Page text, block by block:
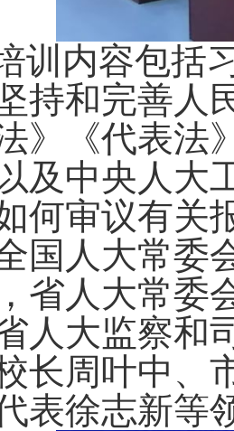
内容包括习
持和完善人
法》《代表
及中央人大
何审议有关
国人大常委
省人大常委
人大监察和
长周叶中、
表徐志新等